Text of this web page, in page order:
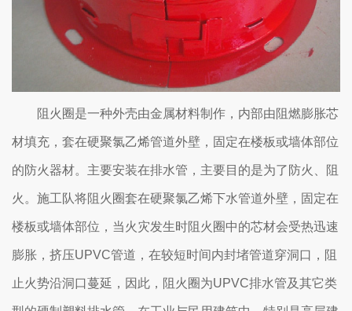
阻火圈是一种外壳由金属材料制作，内部由阻燃膨胀芯
材填充，套在硬聚氯乙烯管道外壁，固定在楼板或墙体部位
的防火器材。主要安装在排水管，主要目的是为了防火、阻
火。施工队将阻火圈套在硬聚氯乙烯下水管道外壁，固定在
楼板或墙体部位，当火灾发生时阻火圈中的芯材会受热迅速
膨胀，挤压UPVC管道，在较短时间内封堵管道穿洞口，阻
止火势沿洞口蔓延，因此，阻火圈为UPVC排水管及其它类